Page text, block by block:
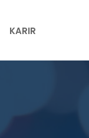
KARIR